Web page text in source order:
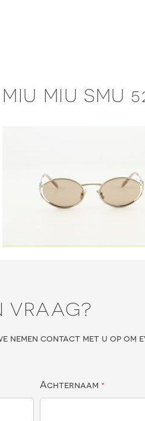
MIU MIU SMU
VRAAG?
nemen contact met u op om
Achternaam *